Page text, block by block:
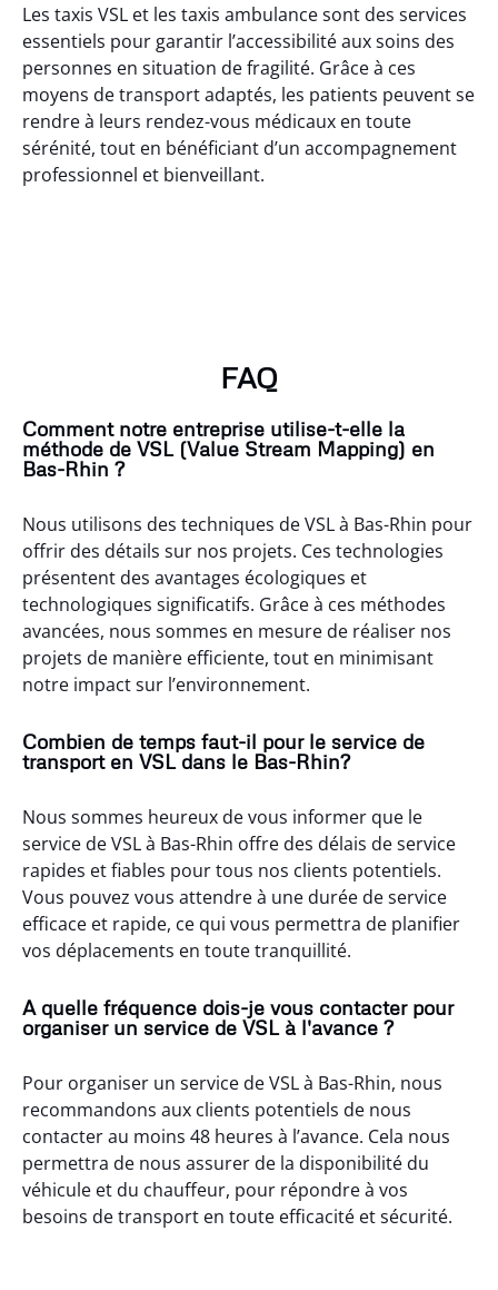
Les taxis VSL et les taxis ambulance sont des services
essentiels pour garantir l’accessibilité aux soins des
personnes en situation de fragilité. Grâce à ces
moyens de transport adaptés, les patients peuvent se
rendre à leurs rendez-vous médicaux en toute
sérénité, tout en bénéficiant d’un accompagnement
professionnel et bienveillant.
FAQ
Comment notre entreprise utilise-t-elle la
méthode de VSL (Value Stream Mapping) en
Bas-Rhin ?
Nous utilisons des techniques de VSL à Bas-Rhin pour
offrir des détails sur nos projets. Ces technologies
présentent des avantages écologiques et
technologiques significatifs. Grâce à ces méthodes
avancées, nous sommes en mesure de réaliser nos
projets de manière efficiente, tout en minimisant
notre impact sur l’environnement.
Combien de temps faut-il pour le service de
transport en VSL dans le Bas-Rhin?
Nous sommes heureux de vous informer que le
service de VSL à Bas-Rhin offre des délais de service
rapides et fiables pour tous nos clients potentiels.
Vous pouvez vous attendre à une durée de service
efficace et rapide, ce qui vous permettra de planifier
vos déplacements en toute tranquillité.
A quelle fréquence dois-je vous contacter pour
organiser un service de VSL à l'avance ?
Pour organiser un service de VSL à Bas-Rhin, nous
recommandons aux clients potentiels de nous
contacter au moins 48 heures à l’avance. Cela nous
permettra de nous assurer de la disponibilité du
véhicule et du chauffeur, pour répondre à vos
besoins de transport en toute efficacité et sécurité.